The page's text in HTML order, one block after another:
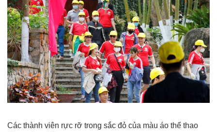
Các thành viên rực rỡ trong sắc đỏ của màu áo thể thao